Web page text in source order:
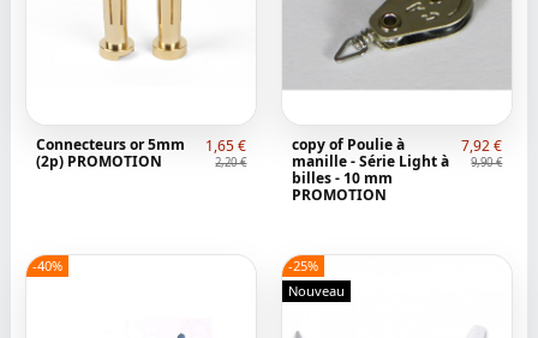
Connecteurs or 5mm
(2p) PROMOTION
1,65 €
2,20 €
copy of Poulie à
manille - Série Light à
billes - 10 mm
PROMOTION
7,92 €
9,90 €
-40%
-25%
Nouveau